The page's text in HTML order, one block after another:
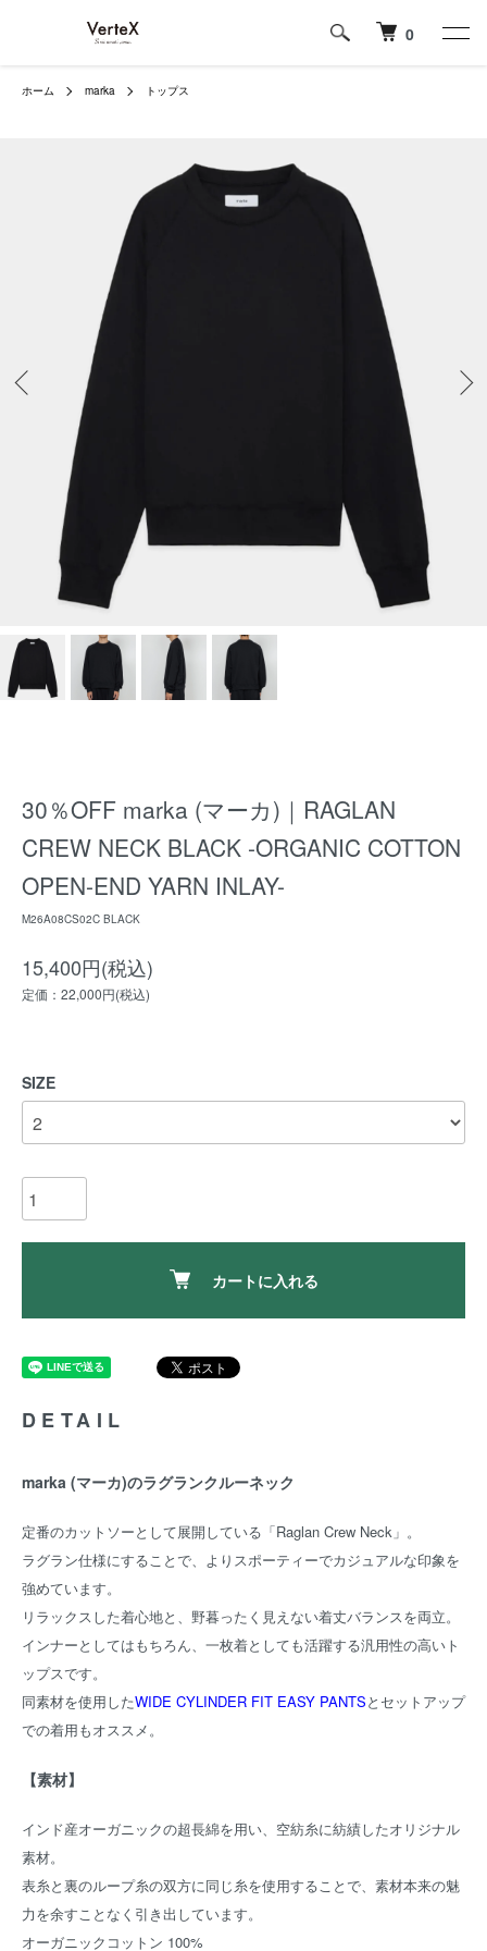
0
ホーム marka トップス
30％OFF marka (マーカ)｜RAGLAN
CREW NECK BLACK -ORGANIC COTTON
OPEN-END YARN INLAY-
M26A08CS02C BLACK
15,400円(税込)
定価：22,000円(税込)
SIZE
カートに入れる
DETAIL
marka (マーカ)のラグランクルーネック
定番のカットソーとして展開している「Raglan Crew Neck」。
ラグラン仕様にすることで、よりスポーティーでカジュアルな印象を
強めています。
リラックスした着心地と、野暮ったく見えない着丈バランスを両立。
インナーとしてはもちろん、一枚着としても活躍する汎用性の高いト
ップスです。
同素材を使用したWIDE CYLINDER FIT EASY PANTSとセットアップ
での着用もオススメ。
【素材】
インド産オーガニックの超長綿を用い、空紡糸に紡績したオリジナル
素材。
表糸と裏のループ糸の双方に同じ糸を使用することで、素材本来の魅
力を余すことなく引き出しています。
オーガニックコットン 100%